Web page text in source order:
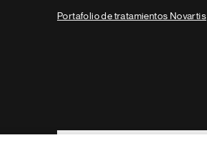
Portafolio de tratamientos Novartis
Footer Site Search